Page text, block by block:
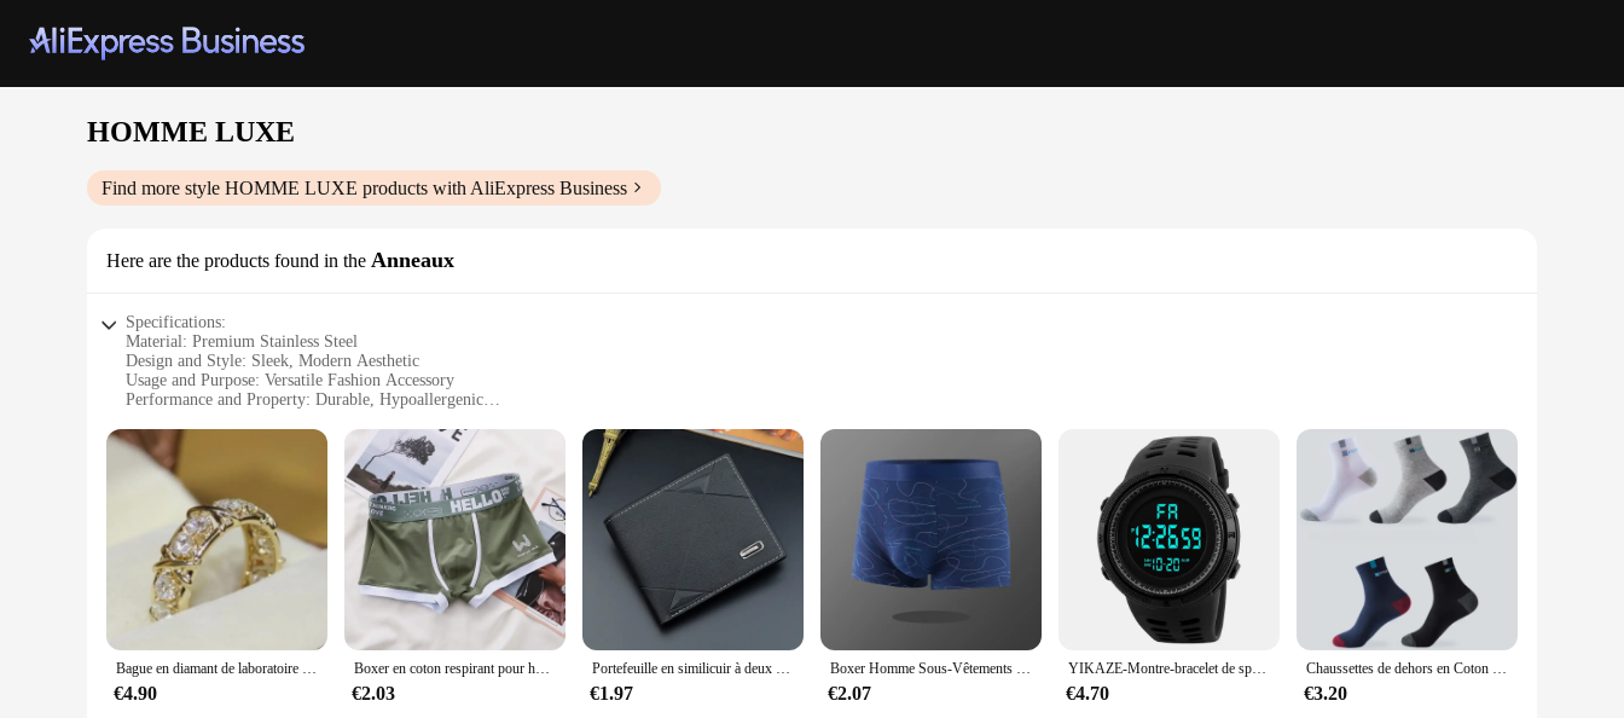
HOMME LUXE
Find more style HOMME LUXE products with AliExpress Business
Here are the products found in the Anneaux
Specifications:
Material: Premium Stainless Steel
Design and Style: Sleek, Modern Aesthetic
Usage and Purpose: Versatile Fashion Accessory
Performance and Property: Durable, Hypoallergenic
Quantity: Sold in Sets
Features:
**Elegant Craftsmanship and Durability**
The HOMME LUXE Anneaux are not just a statement piece; they are a testament to elegance and durability. Meticulously crafted from high-grade stainless steel, these rings offer a resilient and
hypoallergenic option for those with sensitive skin. The sleek, modern design ensures they complement any style, making them a versatile addition to your jewelry collection. Whether you're dressing
up for a formal event or adding a touch of sophistication to your everyday look, these rings are designed to withstand the test of time.
**Versatile and Stylish Accessories**
With the HOMME LUXE Anneaux, you have the freedom to mix and match. Available in a variety of sizes, these rings are perfect for stacking or wearing individually. Their modern design makes
them suitable for both men and women, ensuring a timeless look that transcends trends. The sets come in a variety of combinations, allowing you to choose the perfect assortment to suit your personal
style or to gift to someone special. These rings are not just jewelry; they are an investment in quality and fashion.
**Ideal for Various Occasions**
Bague en diamant de laboratoire en argent regardé 925 pour hommes et femmes, or 10 carats, bague de fiançailles, bague de mariage, bijoux de fête, livraison directe, croix, 4mm
€4.90
Boxer en coton respirant pour hommes, sous-vêtements masculins, caleçons convexes en U, culottes sexy, grande taille
€2.03
Portefeuille en similicuir à deux volets pour hommes, porte-cartes de crédit, porte-monnaie, pochette, zones solides, affaires minces, court
€1.97
Boxer Homme Sous-Vêtements Rayés Pur Coton Respirant Boxershort Homme Boxers Mi-audiFour Coin Pantalon Taille L-3XL
€2.07
YIKAZE-Montre-bracelet de sport militaire pour hommes, montres numériques multifonctions pour hommes, horloge étanche, montre électronique pour étudiants, Y01
€4.70
Chaussettes de dehors en Coton pour Homme, Baskets Souples et Respirantes, à la Mode, Haute artificiel asticité, Tube Moyen, Serviette de Course d'Été
€3.20